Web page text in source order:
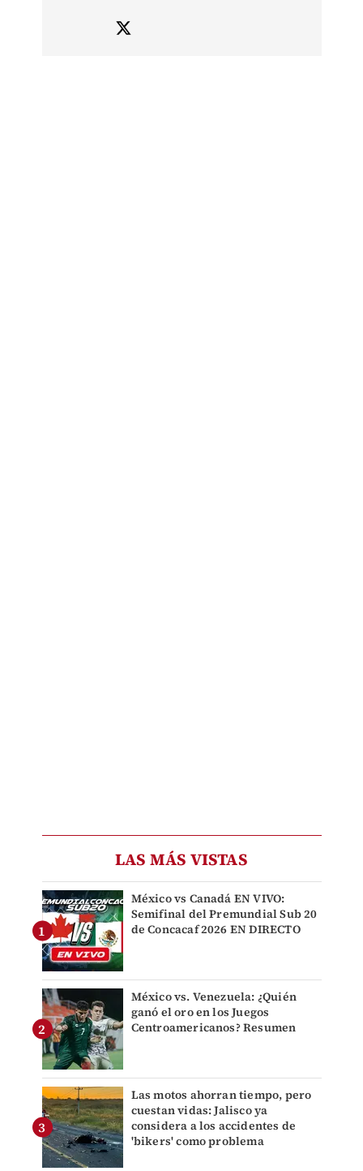
LAS MÁS VISTAS
México vs Canadá EN VIVO:
Semifinal del Premundial Sub 20
de Concacaf 2026 EN DIRECTO
México vs. Venezuela: ¿Quién
ganó el oro en los Juegos
Centroamericanos? Resumen
Las motos ahorran tiempo, pero
cuestan vidas: Jalisco ya
considera a los accidentes de
'bikers' como problema